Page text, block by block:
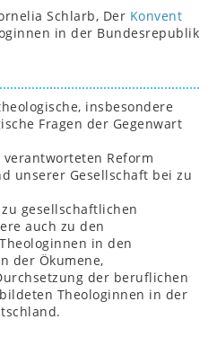
Schlarb, Der Konvent
in der Bundesrepublik
insbesondere
Fragen der Gegenwart
Reform
unserer Gesellschaft bei zu
gesellschaftlichen
auch zu den
in den
der Ökumene,
der beruflichen
Theologinnen in der